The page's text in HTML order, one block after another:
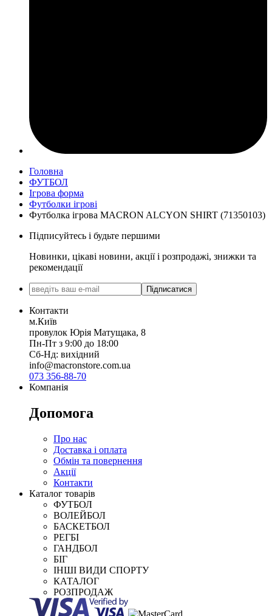
Головна
ФУТБОЛ
Ігрова форма
Футболки ігрові
Футболка ігрова MACRON ALCYON SHIRT (71350103)
Підписуйтесь і будьте першими
Новинки, цікаві новини, акції і розпродажі, знижки та
рекомендації
Підписатися
Контакти
м.Київ
провулок Юрія Матущака, 8
Пн-Пт з 9:00 до 18:00
Сб-Нд: вихідний
info@macronstore.com.ua
073 356-88-70
Компанія
Допомога
Про нас
Доставка і оплата
Обмін та повернення
Акції
Контакти
Каталог товарів
ФУТБОЛ
ВОЛЕЙБОЛ
БАСКЕТБОЛ
РЕГБІ
ГАНДБОЛ
БІГ
ІНШІ ВИДИ СПОРТУ
КАТАЛОГ
РОЗПРОДАЖ